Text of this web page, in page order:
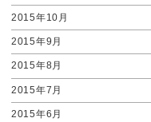
2015年10月
2015年9月
2015年8月
2015年7月
2015年6月